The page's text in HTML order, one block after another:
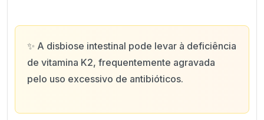
✨ A disbiose intestinal pode levar à deficiência
de vitamina K2, frequentemente agravada
pelo uso excessivo de antibióticos.